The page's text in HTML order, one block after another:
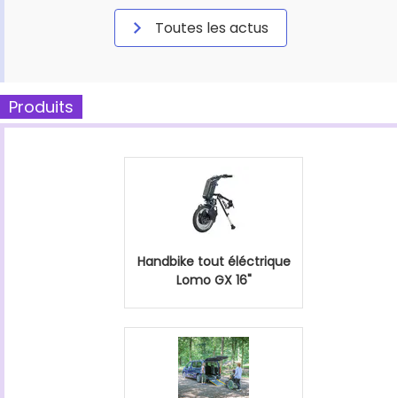
Toutes les actus
Produits
Handbike tout éléctrique
Lomo GX 16"